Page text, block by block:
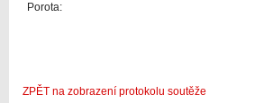
Porota:
ZPĚT na zobrazení protokolu soutěže